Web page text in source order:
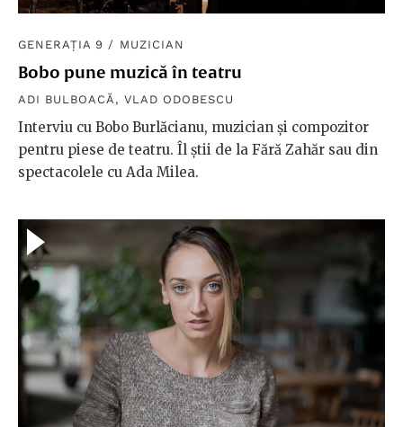
GENERAȚIA 9 / MUZICIAN
Bobo pune muzică în teatru
ADI BULBOACĂ , VLAD ODOBESCU
Interviu cu Bobo Burlăcianu, muzician și compozitor
pentru piese de teatru. Îl știi de la Fără Zahăr sau din
spectacolele cu Ada Milea.